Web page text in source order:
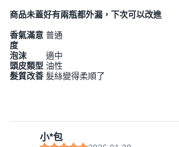
商品未蓋好有兩瓶都外漏，下次可以改進
香氣滿意
度
普通
泡沫
適中
頭皮類型 油性
髮質改善 髮絲變得柔順了
小*包